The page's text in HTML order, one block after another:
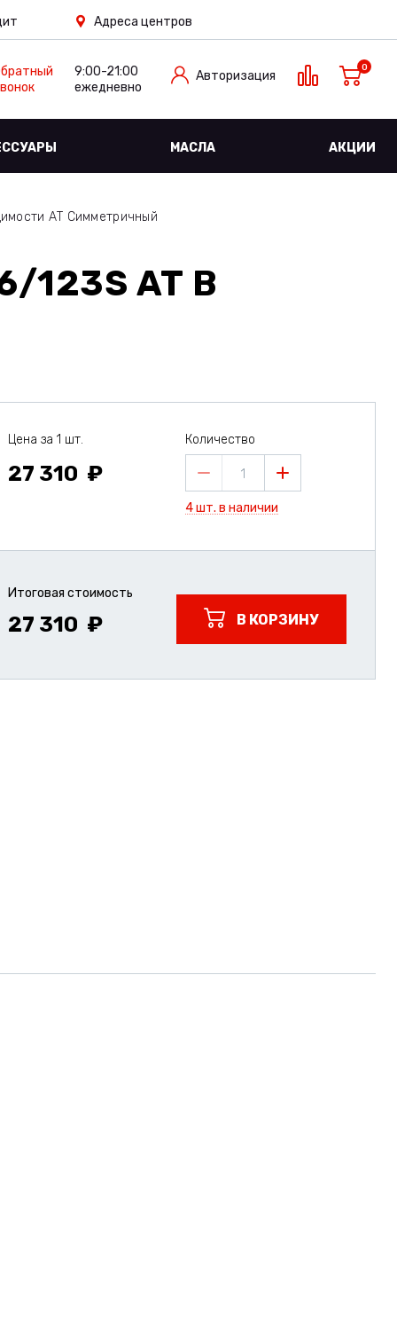
Адреса центров
9:00-21:00
ежедневно
Авторизация
0
МАСЛА АКЦИИ
АТ Симметричный
123S AT В
Цена за 1 шт.
27 310
Количество
1
4 шт. в наличии
Итоговая стоимость
27 310 В КОРЗИНУ